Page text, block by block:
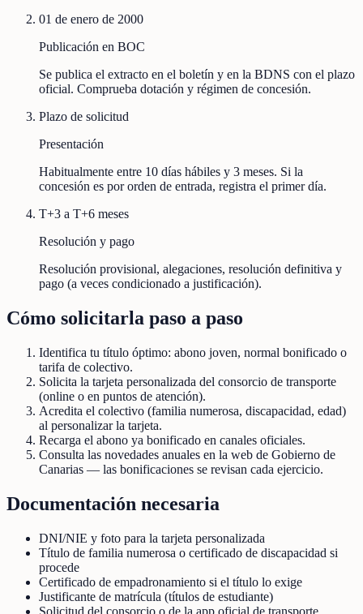
01 de enero de 2000
Publicación en BOC
Se publica el extracto en el boletín y en la BDNS con el plazo
oficial. Comprueba dotación y régimen de concesión.
Plazo de solicitud
Presentación
Habitualmente entre 10 días hábiles y 3 meses. Si la
concesión es por orden de entrada, registra el primer día.
T+3 a T+6 meses
Resolución y pago
Resolución provisional, alegaciones, resolución definitiva y
pago (a veces condicionado a justificación).
Cómo solicitarla paso a paso
Identifica tu título óptimo: abono joven, normal bonificado o
tarifa de colectivo.
Solicita la tarjeta personalizada del consorcio de transporte
(online o en puntos de atención).
Acredita el colectivo (familia numerosa, discapacidad, edad)
al personalizar la tarjeta.
Recarga el abono ya bonificado en canales oficiales.
Consulta las novedades anuales en la web de Gobierno de
Canarias — las bonificaciones se revisan cada ejercicio.
Documentación necesaria
DNI/NIE y foto para la tarjeta personalizada
Título de familia numerosa o certificado de discapacidad si
procede
Certificado de empadronamiento si el título lo exige
Justificante de matrícula (títulos de estudiante)
Solicitud del consorcio o de la app oficial de transporte